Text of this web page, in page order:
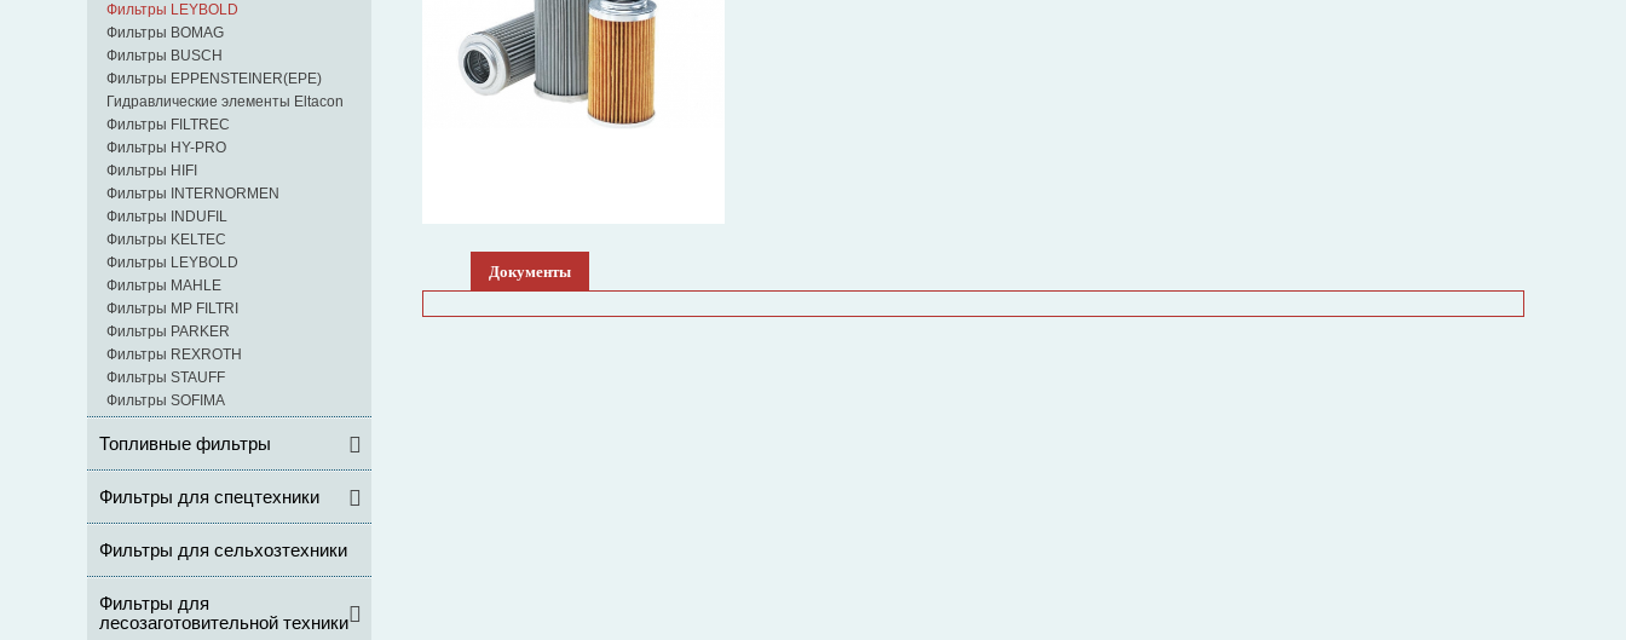
Фильтры LEYBOLD
Фильтры BOMAG
Фильтры BUSCH
Фильтры EPPENSTEINER(EPE)
Гидравлические элементы Eltacon
Фильтры FILTREC
Фильтры HY-PRO
Фильтры HIFI
Фильтры INTERNORMEN
Фильтры INDUFIL
Фильтры KELTEC
Фильтры LEYBOLD
Фильтры MAHLE
Фильтры MP FILTRI
Фильтры PARKER
Фильтры REXROTH
Фильтры STAUFF
Фильтры SOFIMA
Топливные фильтры
Фильтры для спецтехники
Фильтры для сельхозтехники
Фильтры для
лесозаготовительной техники
Документы